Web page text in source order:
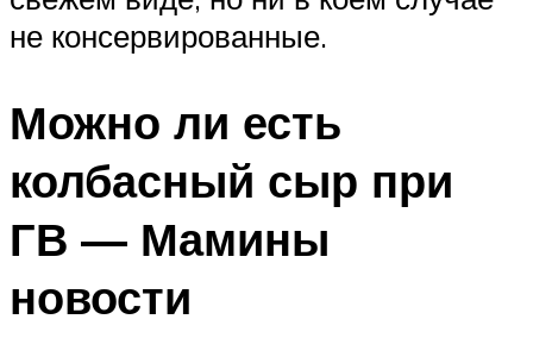
не консервированные.
Можно ли есть
колбасный сыр при
ГВ — Мамины
новости